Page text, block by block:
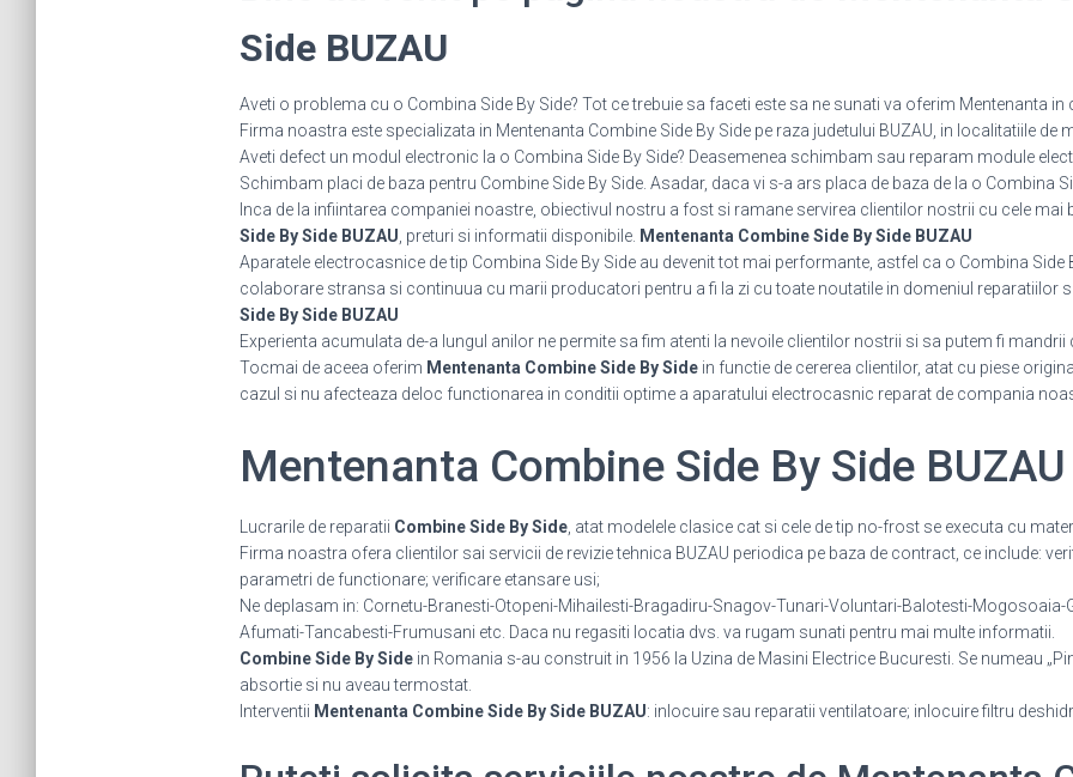
Side BUZAU
Aveti o problema cu o Combina Side By Side? Tot ce trebuie sa faceti este sa ne sunati va oferim Mentenanta in
Firma noastra este specializata in Mentenanta Combine Side By Side pe raza judetului BUZAU, in localitatiile de
Aveti defect un modul electronic la o Combina Side By Side? Deasemenea schimbam sau reparam module
Schimbam placi de baza pentru Combine Side By Side. Asadar, daca vi s-a ars placa de baza de la o Combina
Inca de la infiintarea companiei noastre, obiectivul nostru a fost si ramane servirea clientilor nostrii cu cele mai
Side By Side BUZAU , preturi si informatii disponibile. Mentenanta Combine Side By Side BUZAU
Aparatele electrocasnice de tip Combina Side By Side au devenit tot mai performante, astfel ca o Combina Side
colaborare stransa si continuua cu marii producatori pentru a fi la zi cu toate noutatile in domeniul reparatiilor
Side By Side BUZAU
Experienta acumulata de-a lungul anilor ne permite sa fim atenti la nevoile clientilor nostrii si sa putem fi
Tocmai de aceea oferim Mentenanta Combine Side By Sidein functie de cererea clientilor, atat cu piese
cazul si nu afecteaza deloc functionarea in conditii optime a aparatului electrocasnic reparat de compania
Mentenanta Combine Side By Side BUZAU
Lucrarile de reparatii Combine Side By Side, atat modelele clasice cat si cele de tip no-frost se executa cu
Firma noastra ofera clientilor sai servicii de revizie tehnica BUZAU periodica pe baza de contract, ce include:
parametri de functionare; verificare etansare usi;
Ne deplasam in: Cornetu-Branesti-Otopeni-Mihailesti-Bragadiru-Snagov-Tunari-Voluntari-Balotesti-
Afumati-Tancabesti-Frumusani etc. Daca nu regasiti locatia dvs. va rugam sunati pentru mai multe informatii.
Combine Side By Sidein Romania s-au construit in 1956 la Uzina de Masini Electrice Bucuresti. Se numeau
absortie si nu aveau termostat.
Interventii Mentenanta Combine Side By Side BUZAU: inlocuire sau reparatii ventilatoare; inlocuire filtru